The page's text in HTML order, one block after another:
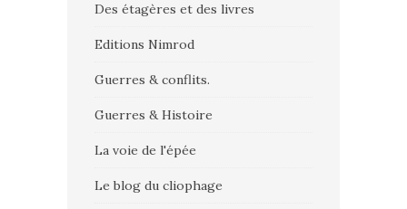
Des étagères et des livres
Editions Nimrod
Guerres & conflits.
Guerres & Histoire
La voie de l'épée
Le blog du cliophage